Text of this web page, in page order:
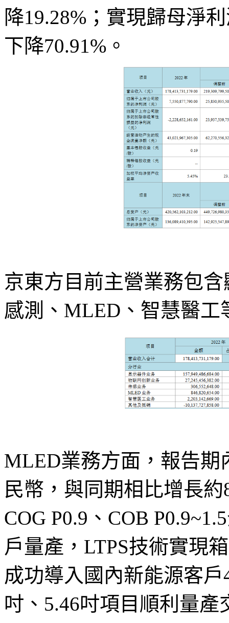
降19.28%；實現歸母淨
下降70.91%。
京東方目前主營業務包
感測、MLED、智慧醫工
MLED業務方面，報告期
民幣，與同期相比增長
COG P0.9、COB
戶量產，LTPS技術實現
成功導入國內新能源客
吋、5.46吋項目順利量產